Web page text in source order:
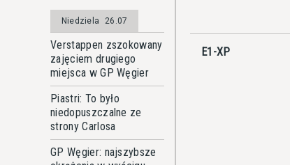
Niedziela 26.07
Verstappen zszokowany
zajęciem drugiego
miejsca w GP Węgier
Piastri: To było
niedopuszczalne ze
strony Carlosa
GP Węgier: najszybsze
E1-XP